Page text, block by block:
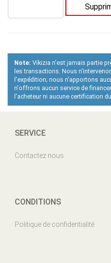
Note: Vikizia n'est jamais partie
les transactions. Nous
l'expédition; nous n'apportons
n'offrons aucun service de
l'acheteur ni aucune certification
SERVICE
Contactez nous
CONDITIONS
Politique de confidentialité